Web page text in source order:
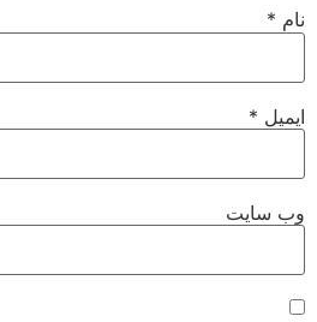
نام *
ایمیل *
وب‌ سایت